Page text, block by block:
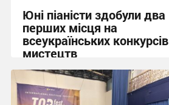
Юні піаністи здобули два
перших місця на
всеукраїнських конкурсів
мистецтв
10:41, 4.07.2026